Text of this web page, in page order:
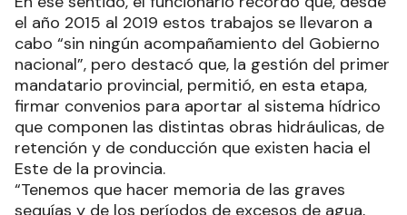
el año 2015 al 2019 estos trabajos se llevaron a
cabo “sin ningún acompañamiento del Gobierno
nacional”, pero destacó que, la gestión del primer
mandatario provincial, permitió, en esta etapa,
firmar convenios para aportar al sistema hídrico
que componen las distintas obras hidráulicas, de
retención y de conducción que existen hacia el
Este de la provincia.
“Tenemos que hacer memoria de las graves
sequías y de los períodos de excesos de agua,